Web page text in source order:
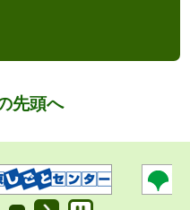
先頭へ